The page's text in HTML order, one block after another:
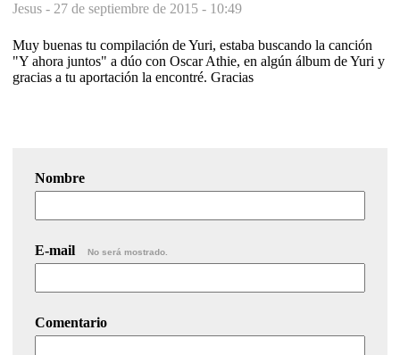
Jesus - 27 de septiembre de 2015 - 10:49
Muy buenas tu compilación de Yuri, estaba buscando la canción
"Y ahora juntos" a dúo con Oscar Athie, en algún álbum de Yuri y
gracias a tu aportación la encontré. Gracias
Nombre
E-mail No será mostrado.
Comentario